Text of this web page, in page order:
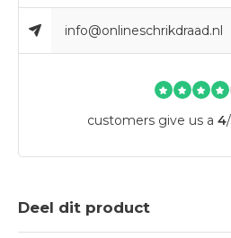
info@onlineschrikdraad.nl
customers give us a 4/
Deel dit product